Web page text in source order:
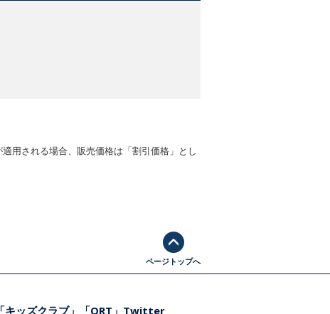
用される場合、販売価格は「割引価格」とし
ページトップへ
「キッズクラブ」「ORT」Twitter